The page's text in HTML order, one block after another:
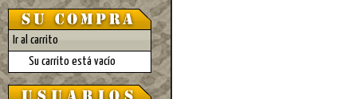
Ir al carrito
Su carrito está vacío